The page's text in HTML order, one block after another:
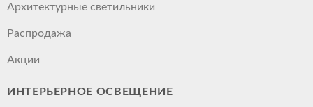
Архитектурные светильники
Распродажа
Акции
ИНТЕРЬЕРНОЕ ОСВЕЩЕНИЕ